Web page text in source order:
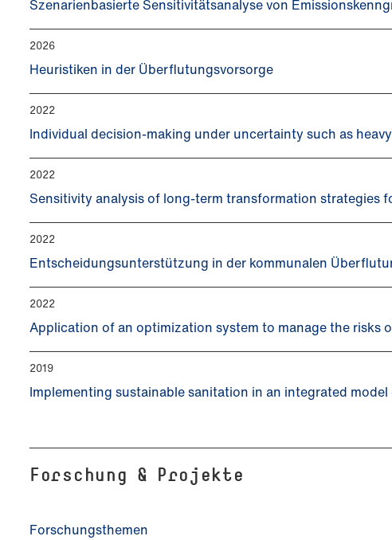
Szenarienbasierte Sensitivitätsanalyse von
2026
Heuristiken in der Überflutungsvorsorge
2022
Individual decision-making under uncertainty such as
2022
Sensitivity analysis of long-term transformation strategies
2022
Entscheidungsunterstützung in der kommunalen
2022
Application of an optimization system to manage the risks
2019
Implementing sustainable sanitation in an integrated
Forschung & Projekte
Forschungsthemen